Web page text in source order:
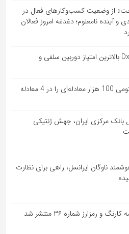
از وضعیت کسب‌وکارهای فعال در
و آینده نامعلوم؛ دغدغه امروز فعالان
آیفون 14 پرو در بررسی DxOMark بالاترین امتیاز دوربین سلفی و
هوش مصنوعی یک مسئله کوانتومی 100 هزار معادله‌‎ای را در 4 معادله
بانک مرکزی ایران، جهش ژنتیکی
ناوگان ایرانسل، راهی برای نظارت